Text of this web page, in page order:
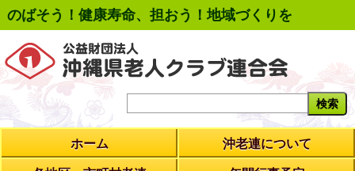
のばそう！健康寿命、担おう！地域づくりを
ホーム 沖老連について